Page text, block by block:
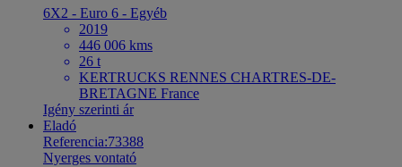
6X2 - Euro 6 - Egyéb
2019
446 006 kms
26 t
KERTRUCKS RENNES CHARTRES-DE-
BRETAGNE France
Igény szerinti ár
Eladó
Referencia:73388
Nyerges vontató